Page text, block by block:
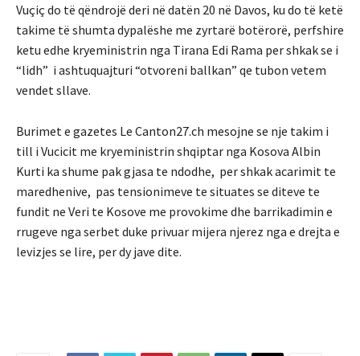
Vuçiç do të qëndrojë deri në datën 20 në Davos, ku do të ketë
takime të shumta dypalëshe me zyrtarë botërorë, perfshire
ketu edhe kryeministrin nga Tirana Edi Rama per shkak se i
“lidh” i ashtuquajturi “otvoreni ballkan” qe tubon vetem
vendet sllave.
Burimet e gazetes Le Canton27.ch mesojne se nje takim i
till i Vucicit me kryeministrin shqiptar nga Kosova Albin
Kurti ka shume pak gjasa te ndodhe, per shkak acarimit te
maredhenive, pas tensionimeve te situates se diteve te
fundit ne Veri te Kosove me provokime dhe barrikadimin e
rrugeve nga serbet duke privuar mijera njerez nga e drejta e
levizjes se lire, per dy jave dite.